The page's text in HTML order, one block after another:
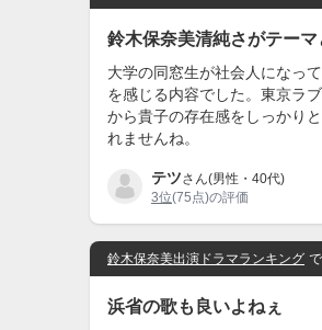
鈴木保奈美清純さがテーマ
大学の同窓生が社会人になっ
を感じる内容でした。東京ラ
から貴子の存在感をしっかり
れませんね。
テツさん(男性・40代)
3位(75点)の評価
鈴木保奈美出演ドラマランキング
浜省の歌も良いよねぇ